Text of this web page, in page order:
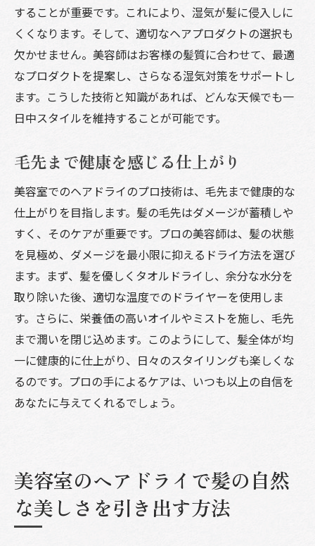
することが重要です。これにより、湿気が髪に侵入しに
くくなります。そして、適切なヘアプロダクトの選択も
欠かせません。美容師はお客様の髪質に合わせて、最適
なプロダクトを提案し、さらなる湿気対策をサポートし
ます。こうした技術と知識があれば、どんな天候でも一
日中スタイルを維持することが可能です。
毛先まで健康を感じる仕上がり
美容室でのヘアドライのプロ技術は、毛先まで健康的な
仕上がりを目指します。髪の毛先はダメージが蓄積しや
すく、そのケアが重要です。プロの美容師は、髪の状態
を見極め、ダメージを最小限に抑えるドライ方法を選び
ます。まず、髪を優しくタオルドライし、余分な水分を
取り除いた後、適切な温度でのドライヤーを使用しま
す。さらに、栄養価の高いオイルやミストを施し、毛先
まで潤いを閉じ込めます。このようにして、髪全体が均
一に健康的に仕上がり、日々のスタイリングも楽しくな
るのです。プロの手によるケアは、いつも以上の自信を
あなたに与えてくれるでしょう。
美容室のヘアドライで髪の自然
な美しさを引き出す方法